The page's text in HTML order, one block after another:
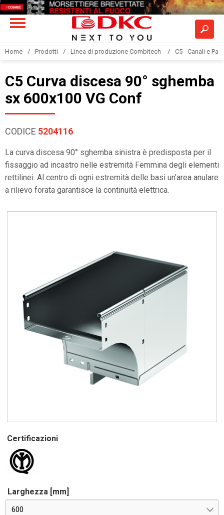
Home Prodotti Linea di produzione Combitech C5 - Canali e
C5 Curva discesa 90° sghemba
sx 600x100 VG Conf
CODICE 5204116
La curva discesa 90° sghemba sinistra è predisposta per il
fissaggio ad incastro nelle estremità Femmina degli elementi
rettilinei. Al centro di ogni estremità delle basi un'area anulare
a rilievo forata garantisce la continuità elettrica.
Certificazioni
Larghezza [mm]
600